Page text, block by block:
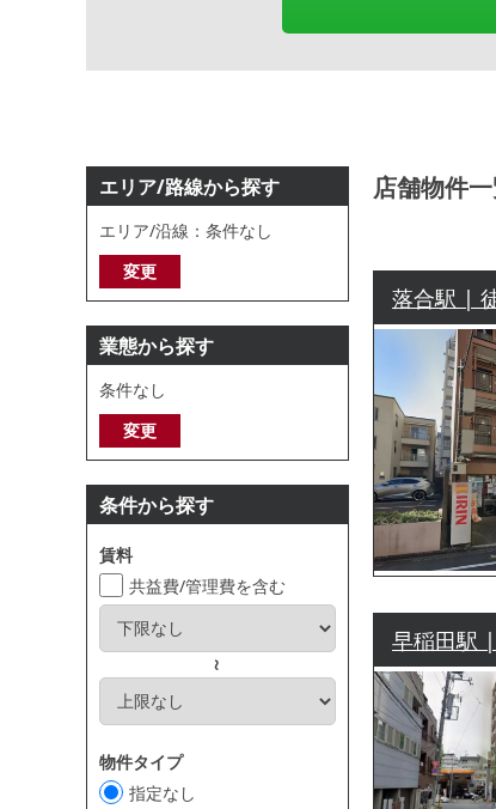
エリア/路線から探す
エリア/沿線：条件なし
変更
業態から探す
条件なし
変更
条件から探す
賃料
共益費/管理費を含む
～
物件タイプ
指定なし
店舗物件
落合駅 |
早稲田駅